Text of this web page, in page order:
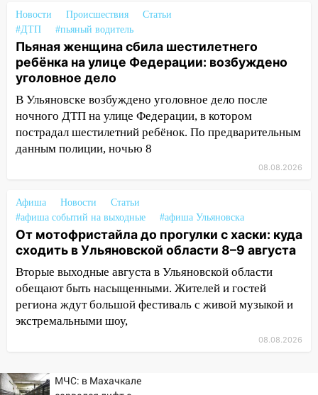
13:08
Ураган ударил по Ульяновску:
сорванные крыши, поваленные деревья,
затопленные улицы и остановившиеся
трамваи
Ульяновск накрыл крупный град:
после ливня город снова уходит под
воду
12:12 Прокуратура взяла на контроль
ДТП с шестилетним ребёнком на улице
12:01
Пьяная женщина сбила
шестилетнего ребёнка на улице
Федерации: возбуждено уголовное дело
11:16
мужчину, пропавшего ещё 19 июля
10:30 От мотофристайла до прогулки с
хаски: куда сходить в Ульяновской
«Нефтяной топливной компании» будут
Новости Происшествия
Статьи
#ДТП
#пьяный водитель
Пьяная женщина сбила шестилетнего
ребёнка на улице Федерации: возбуждено
уголовное дело
В Ульяновске возбуждено уголовное дело после
ночного ДТП на улице Федерации, в котором
пострадал шестилетний ребёнок. По предварительным
данным полиции, ночью 8
08.08.2026
Афиша Новости
Статьи
#афиша событий на выходные
#афиша Ульяновска
От мотофристайла до прогулки с хаски: куда
сходить в Ульяновской области 8–9 августа
Вторые выходные августа в Ульяновской области
обещают быть насыщенными. Жителей и гостей
региона ждут большой фестиваль с живой музыкой и
экстремальными шоу,
08.08.2026
МЧС: в Махачкале